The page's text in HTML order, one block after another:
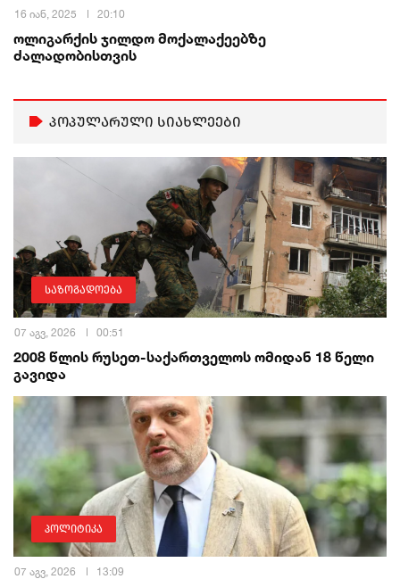
16 იან, 2025 20:10
ოლიგარქის ჯილდო მოქალაქეებზე
ძალადობისთვის
პოპულარული სიახლეები
საზოგადოება
07 აგვ, 2026 00:51
2008 წლის რუსეთ-საქართველოს ომიდან 18 წელი
გავიდა
პოლიტიკა
07 აგვ, 2026 13:09